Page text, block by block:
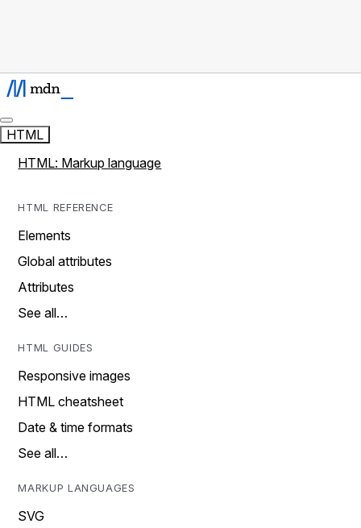
HTML
HTML: Markup language
HTML REFERENCE
Elements
Global attributes
Attributes
See all…
HTML GUIDES
Responsive images
HTML cheatsheet
Date & time formats
See all…
MARKUP LANGUAGES
SVG